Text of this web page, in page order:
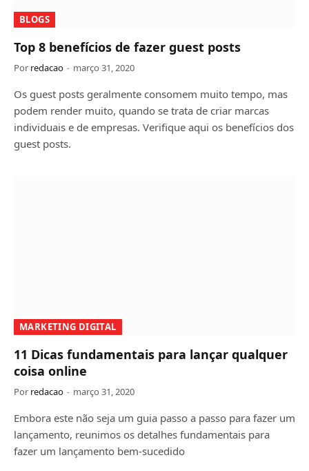
BLOGS
Top 8 benefícios de fazer guest posts
Por redacao março 31, 2020
Os guest posts geralmente consomem muito tempo, mas
podem render muito, quando se trata de criar marcas
individuais e de empresas. Verifique aqui os benefícios dos
guest posts.
MARKETING DIGITAL
11 Dicas fundamentais para lançar qualquer
coisa online
Por redacao março 31, 2020
Embora este não seja um guia passo a passo para fazer um
lançamento, reunimos os detalhes fundamentais para
fazer um lançamento bem-sucedido